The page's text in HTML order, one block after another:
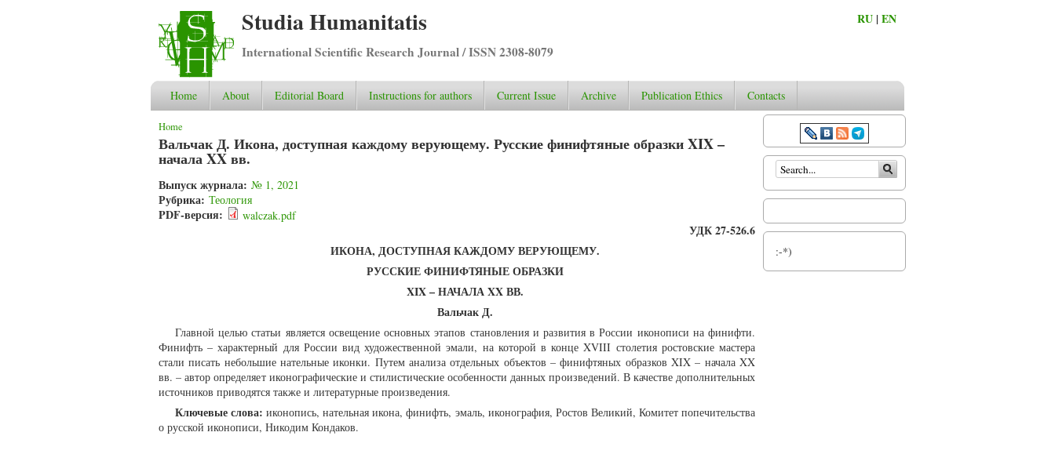
Studia Humanitatis
International Scientific Research Journal / ISSN 2308-8079
RU |EN
Home About Editorial Board Instructions for authors Current Issue Archive Publication Ethics Contacts
You are here
Home
Вальчак Д. Икона, доступная каждому верующему. Русские финифтяные образки XIX –
начала XX вв.
Выпуск журнала: № 1, 2021
Рубрика: Теология
PDF-версия: walczak.pdf
УДК 27-526.6
ИКОНА, ДОСТУПНАЯ КАЖДОМУ ВЕРУЮЩЕМУ.
РУССКИЕ ФИНИФТЯНЫЕ ОБРАЗКИ
XIX– НАЧАЛАXXВВ.
Вальчак Д.
Главной целью статьи является освещение основных этапов становления и развития в России иконописи на финифти.
Финифть – характерный для России вид художественной эмали, на которой в конце XVIII столетия ростовские мастера
стали писать небольшие нательные иконки. Путем анализа отдельных объектов – финифтяных образков XIX – начала XX
вв. – автор определяет иконографические и стилистические особенности данных произведений. В качестве дополнительных
источников приводятся также и литературные произведения.
Ключевые слова: иконопись, нательная икона, финифть, эмаль, иконография, Ростов Великий, Комитет попечительства
о русской иконописи, Никодим Кондаков.
Search form
:-*)